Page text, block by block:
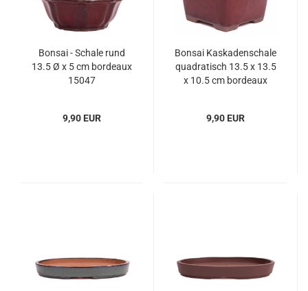
Bonsai - Schale rund
13.5 Ø x 5 cm bordeaux
15047
9,90 EUR
Bonsai Kaskadenschale
quadratisch 13.5 x 13.5
x 10.5 cm bordeaux
9,90 EUR